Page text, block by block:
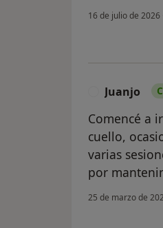
16 de julio de 2026
Juanjo
Comencé a
cuello,
varias
por
25 de marzo de